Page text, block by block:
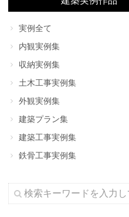
実例全て
内観実例集
収納実例集
土木工事実例集
外観実例集
建築プラン集
建築工事実例集
鉄骨工事実例集